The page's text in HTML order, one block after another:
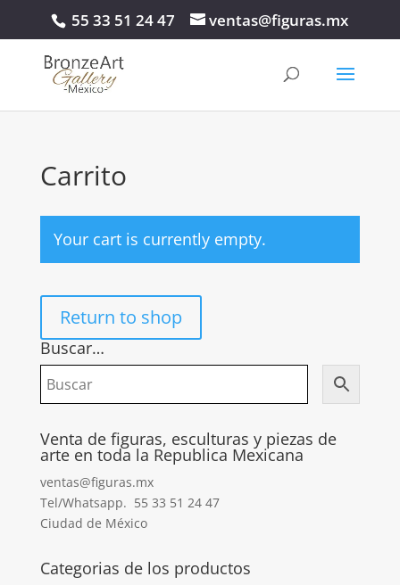
55 33 51 24 47 ventas@figuras.mx
Carrito
Your cart is currently empty.
Return to shop
Buscar…
Venta de figuras, esculturas y piezas de
arte en toda la Republica Mexicana
ventas@figuras.mx
Tel/Whatsapp. 55 33 51 24 47
Ciudad de México
Categorias de los productos